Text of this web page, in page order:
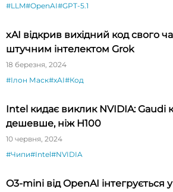
#LLM#OpenAI#GPT-5.1
xAI відкрив вихідний код свого
штучним інтелектом Grok
18 березня, 2024
#Ілон Маск#xAI#Код
Intel кидає виклик NVIDIA: Gaudi
дешевше, ніж H100
10 червня, 2024
#Чипи#Intel#NVIDIA
O3-mini від OpenAI інтегрується